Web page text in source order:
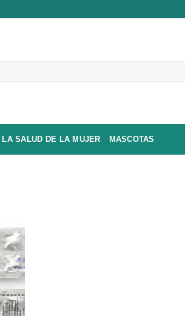
LA SALUD DE LA MUJER MASCOTAS